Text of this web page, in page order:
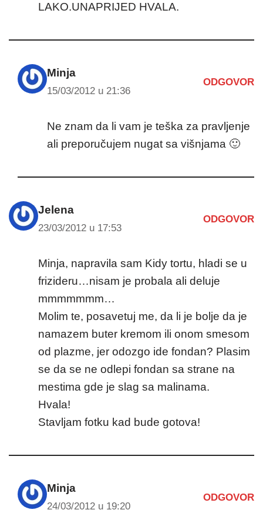
LAKO.UNAPRIJED HVALA.
Minja
15/03/2012 u 21:36
ODGOVOR
Ne znam da li vam je teška za pravljenje
ali preporučujem nugat sa višnjama 🙂
Jelena
23/03/2012 u 17:53
ODGOVOR
Minja, napravila sam Kidy tortu, hladi se u
frizideru…nisam je probala ali deluje
mmmmmmm…
Molim te, posavetuj me, da li je bolje da je
namazem buter kremom ili onom smesom
od plazme, jer odozgo ide fondan? Plasim
se da se ne odlepi fondan sa strane na
mestima gde je slag sa malinama.
Hvala!
Stavljam fotku kad bude gotova!
Minja
24/03/2012 u 19:20
ODGOVOR